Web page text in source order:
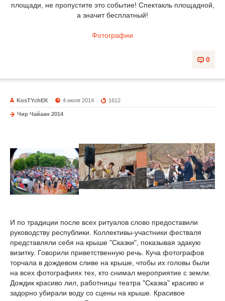
площади, не пропустите это событие! Спектакль площадной,
а значит бесплатный!
Фотографии
0
KosTYchEK 4 июля 2014 1612
Чир Чайаан 2014
И по традиции после всех ритуалов слово предоставили
руководству республики. Коллективы-участники фестваля
представляли себя на крыше "Сказки", показывая эдакую
визитку. Говорили приветственную речь. Куча фотографов
торчала в дождевом сливе на крыше, чтобы их головы были
на всех фотографиях тех, кто снимал мероприятие с земли.
Дождик красиво лил, работницы театра "Сказка" красиво и
задорно убирали воду со сцены на крыше. Красивое